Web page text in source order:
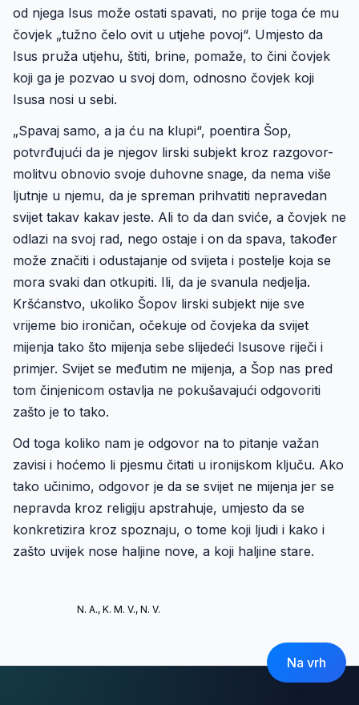
od njega Isus može ostati spavati, no prije toga će mu
čovjek „tužno čelo ovit u utjehe povoj“. Umjesto da
Isus pruža utjehu, štiti, brine, pomaže, to čini čovjek
koji ga je pozvao u svoj dom, odnosno čovjek koji
Isusa nosi u sebi.
„Spavaj samo, a ja ću na klupi“, poentira Šop,
potvrđujući da je njegov lirski subjekt kroz razgovor-
molitvu obnovio svoje duhovne snage, da nema više
ljutnje u njemu, da je spreman prihvatiti nepravedan
svijet takav kakav jeste. Ali to da dan sviće, a čovjek ne
odlazi na svoj rad, nego ostaje i on da spava, također
može značiti i odustajanje od svijeta i postelje koja se
mora svaki dan otkupiti. Ili, da je svanula nedjelja.
Kršćanstvo, ukoliko Šopov lirski subjekt nije sve
vrijeme bio ironičan, očekuje od čovjeka da svijet
mijenja tako što mijenja sebe slijedeći Isusove riječi i
primjer. Svijet se međutim ne mijenja, a Šop nas pred
tom činjenicom ostavlja ne pokušavajući odgovoriti
zašto je to tako.
Od toga koliko nam je odgovor na to pitanje važan
zavisi i hoćemo li pjesmu čitati u ironijskom ključu. Ako
tako učinimo, odgovor je da se svijet ne mijenja jer se
nepravda kroz religiju apstrahuje, umjesto da se
konkretizira kroz spoznaju, o tome koji ljudi i kako i
zašto uvijek nose haljine nove, a koji haljine stare.
N. A., K. M. V., N. V.
Na vrh